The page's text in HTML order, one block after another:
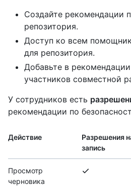
Создайте рекомендации
репозитория.
Доступ ко всем
для репозитория.
Добавьте в
участников совместной
У сотрудников есть
рекомендации по
Действие
Разрешения
запись
Просмотр
черновика